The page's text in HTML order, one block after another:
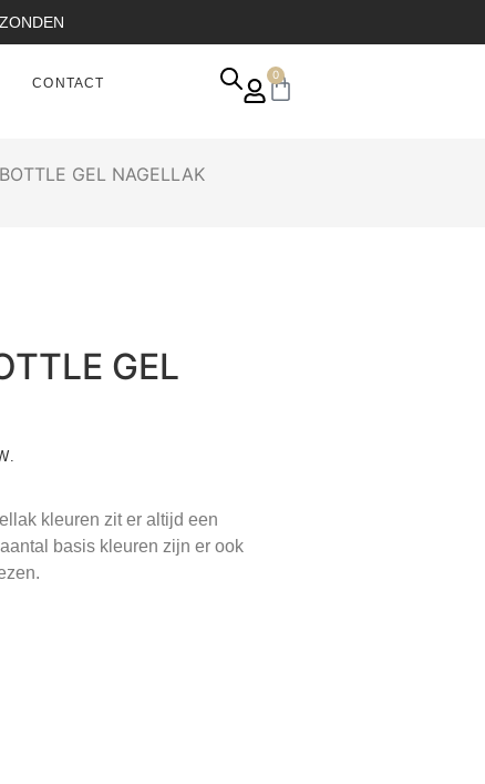
CONTACT
0
GEL NAGELLAK
GEL
kleuren zit er altijd een
basis kleuren zijn er ook